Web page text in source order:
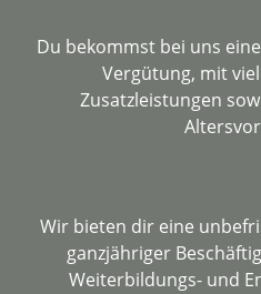
Du bekommst bei uns
Vergütung, mit
Zusatzleistungen
Wir bieten dir eine
ganzjähriger
Weiterbildungs- und